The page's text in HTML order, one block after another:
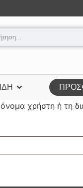
χρήστη ή τη